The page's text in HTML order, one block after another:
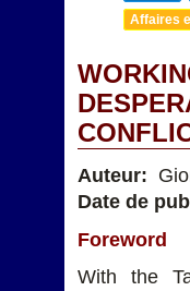
Affaires
Auteur:
Date de
Foreword
With the